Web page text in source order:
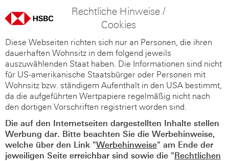
Rechtliche Hinweise /
Cookies
Diese Webseiten richten sich nur an Personen, die ihren
dauerhaften Wohnsitz in dem folgend jeweils
auszuwählenden Staat haben. Die Informationen sind nicht
für US-amerikanische Staatsbürger oder Personen mit
Wohnsitz bzw. ständigem Aufenthalt in den USA bestimmt,
da die aufgeführten Wertpapiere regelmäßig nicht nach
den dortigen Vorschriften registriert worden sind.
Die auf den Internetseiten dargestellten Inhalte stellen
Werbung dar. Bitte beachten Sie die Werbehinweise,
welche über den Link "Werbehinweise" am Ende der
jeweiligen Seite erreichbar sind sowie die "Rechtlichen